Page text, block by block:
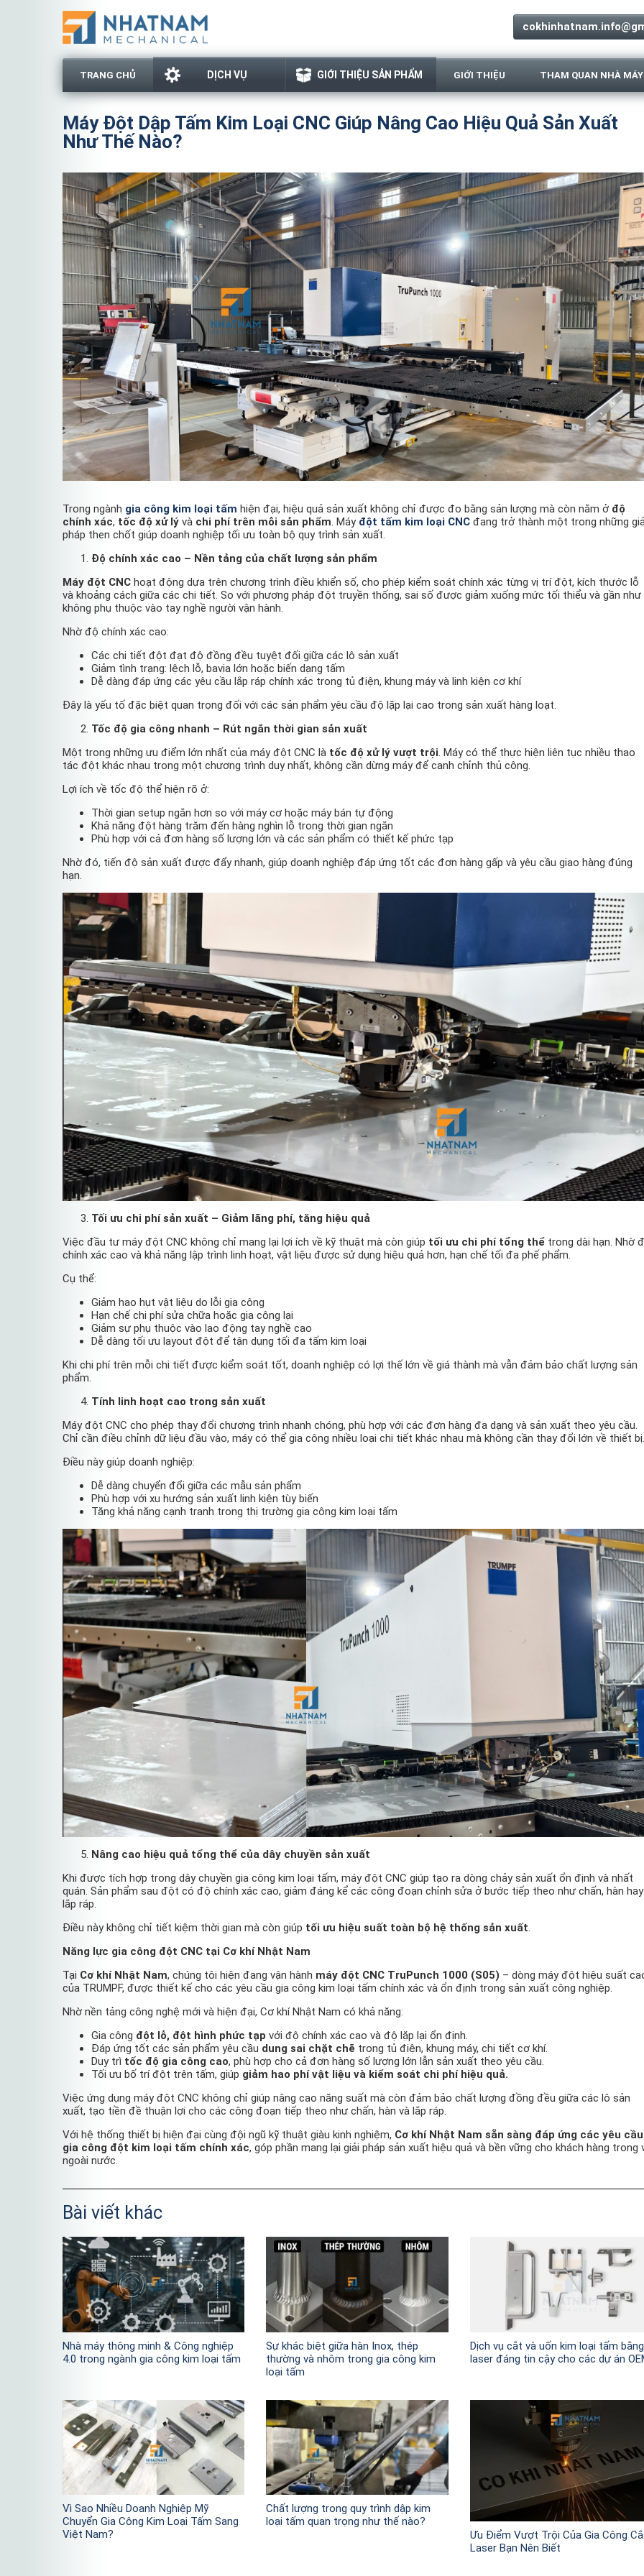
TRANG CHỦ DỊCH VỤ GIỚI THIỆU SẢN PHẨM GIỚI THIỆU THAM QUAN NHÀ MÁY
Máy Đột Dập Tấm Kim Loại CNC Giúp Nâng Cao Hiệu Quả Sản Xuất
Như Thế Nào?
Trong ngành gia công kim loại tấm hiện đại, hiệu quả sản xuất không chỉ được đo bằng sản lượng mà còn nằm ở độ
chính xác, tốc độ xử lý và chi phí trên mỗi sản phẩm. Máy đột tấm kim loại CNC đang trở thành một trong những
pháp then chốt giúp doanh nghiệp tối ưu toàn bộ quy trình sản xuất.
Độ chính xác cao – Nền tảng của chất lượng sản phẩm
Máy đột CNC hoạt động dựa trên chương trình điều khiển số, cho phép kiểm soát chính xác từng vị trí đột, kích thước lỗ
và khoảng cách giữa các chi tiết. So với phương pháp đột truyền thống, sai số được giảm xuống mức tối thiểu và gần như
không phụ thuộc vào tay nghề người vận hành.
Nhờ độ chính xác cao:
Các chi tiết đột đạt độ đồng đều tuyệt đối giữa các lô sản xuất
Giảm tình trạng: lệch lỗ, bavia lớn hoặc biến dạng tấm
Dễ dàng đáp ứng các yêu cầu lắp ráp chính xác trong tủ điện, khung máy và linh kiện cơ khí
Đây là yếu tố đặc biệt quan trọng đối với các sản phẩm yêu cầu độ lặp lại cao trong sản xuất hàng loạt.
Tốc độ gia công nhanh – Rút ngắn thời gian sản xuất
Một trong những ưu điểm lớn nhất của máy đột CNC là tốc độ xử lý vượt trội. Máy có thể thực hiện liên tục nhiều thao
tác đột khác nhau trong một chương trình duy nhất, không cần dừng máy để canh chỉnh thủ công.
Lợi ích về tốc độ thể hiện rõ ở:
Thời gian setup ngắn hơn so với máy cơ hoặc máy bán tự động
Khả năng đột hàng trăm đến hàng nghìn lỗ trong thời gian ngắn
Phù hợp với cả đơn hàng số lượng lớn và các sản phẩm có thiết kế phức tạp
Nhờ đó, tiến độ sản xuất được đẩy nhanh, giúp doanh nghiệp đáp ứng tốt các đơn hàng gấp và yêu cầu giao hàng đúng
hạn.
Tối ưu chi phí sản xuất – Giảm lãng phí, tăng hiệu quả
Việc đầu tư máy đột CNC không chỉ mang lại lợi ích về kỹ thuật mà còn giúp tối ưu chi phí tổng thể trong dài hạn. Nhờ
chính xác cao và khả năng lập trình linh hoạt, vật liệu được sử dụng hiệu quả hơn, hạn chế tối đa phế phẩm.
Cụ thể:
Giảm hao hụt vật liệu do lỗi gia công
Hạn chế chi phí sửa chữa hoặc gia công lại
Giảm sự phụ thuộc vào lao động tay nghề cao
Dễ dàng tối ưu layout đột để tận dụng tối đa tấm kim loại
Khi chi phí trên mỗi chi tiết được kiểm soát tốt, doanh nghiệp có lợi thế lớn về giá thành mà vẫn đảm bảo chất lượng sản
phẩm.
Tính linh hoạt cao trong sản xuất
Máy đột CNC cho phép thay đổi chương trình nhanh chóng, phù hợp với các đơn hàng đa dạng và sản xuất theo yêu cầu.
Chỉ cần điều chỉnh dữ liệu đầu vào, máy có thể gia công nhiều loại chi tiết khác nhau mà không cần thay đổi lớn về thiết bị.
Điều này giúp doanh nghiệp:
Dễ dàng chuyển đổi giữa các mẫu sản phẩm
Phù hợp với xu hướng sản xuất linh kiện tùy biến
Tăng khả năng cạnh tranh trong thị trường gia công kim loại tấm
Nâng cao hiệu quả tổng thể của dây chuyền sản xuất
Khi được tích hợp trong dây chuyền gia công kim loại tấm, máy đột CNC giúp tạo ra dòng chảy sản xuất ổn định và nhất
quán. Sản phẩm sau đột có độ chính xác cao, giảm đáng kể các công đoạn chỉnh sửa ở bước tiếp theo như chấn, hàn hay
lắp ráp.
Điều này không chỉ tiết kiệm thời gian mà còn giúp tối ưu hiệu suất toàn bộ hệ thống sản xuất.
Năng lực gia công đột CNC tại Cơ khí Nhật Nam
Tại Cơ khí Nhật Nam, chúng tôi hiện đang vận hành máy đột CNC TruPunch 1000 (S05) – dòng máy đột hiệu suất
của TRUMPF, được thiết kế cho các yêu cầu gia công kim loại tấm chính xác và ổn định trong sản xuất công nghiệp.
Nhờ nền tảng công nghệ mới và hiện đại, Cơ khí Nhật Nam có khả năng:
Gia công đột lỗ, đột hình phức tạp với độ chính xác cao và độ lặp lại ổn định.
Đáp ứng tốt các sản phẩm yêu cầu dung sai chặt chẽ trong tủ điện, khung máy, chi tiết cơ khí.
Duy trì tốc độ gia công cao, phù hợp cho cả đơn hàng số lượng lớn lẫn sản xuất theo yêu cầu.
Tối ưu bố trí đột trên tấm, giúp giảm hao phí vật liệu và kiểm soát chi phí hiệu quả.
Việc ứng dụng máy đột CNC không chỉ giúp nâng cao năng suất mà còn đảm bảo chất lượng đồng đều giữa các lô sản
xuất, tạo tiền đề thuận lợi cho các công đoạn tiếp theo như chấn, hàn và lắp ráp.
Với hệ thống thiết bị hiện đại cùng đội ngũ kỹ thuật giàu kinh nghiệm, Cơ khí Nhật Nam sẵn sàng đáp ứng các yêu cầu
gia công đột kim loại tấm chính xác, góp phần mang lại giải pháp sản xuất hiệu quả và bền vững cho khách hàng trong
ngoài nước.
Bài viết khác
Nhà máy thông minh & Công nghiệp
4.0 trong ngành gia công kim loại tấm
Sự khác biệt giữa hàn Inox, thép
thường và nhôm trong gia công kim
loại tấm
Dịch vụ cắt và uốn kim loại tấm bằng
laser đáng tin cậy cho các dự án
Vì Sao Nhiều Doanh Nghiệp Mỹ
Chuyển Gia Công Kim Loại Tấm Sang
Việt Nam?
Chất lượng trong quy trình dập kim
loại tấm quan trọng như thế nào?
Ưu Điểm Vượt Trội Của Gia Công
Laser Bạn Nên Biết